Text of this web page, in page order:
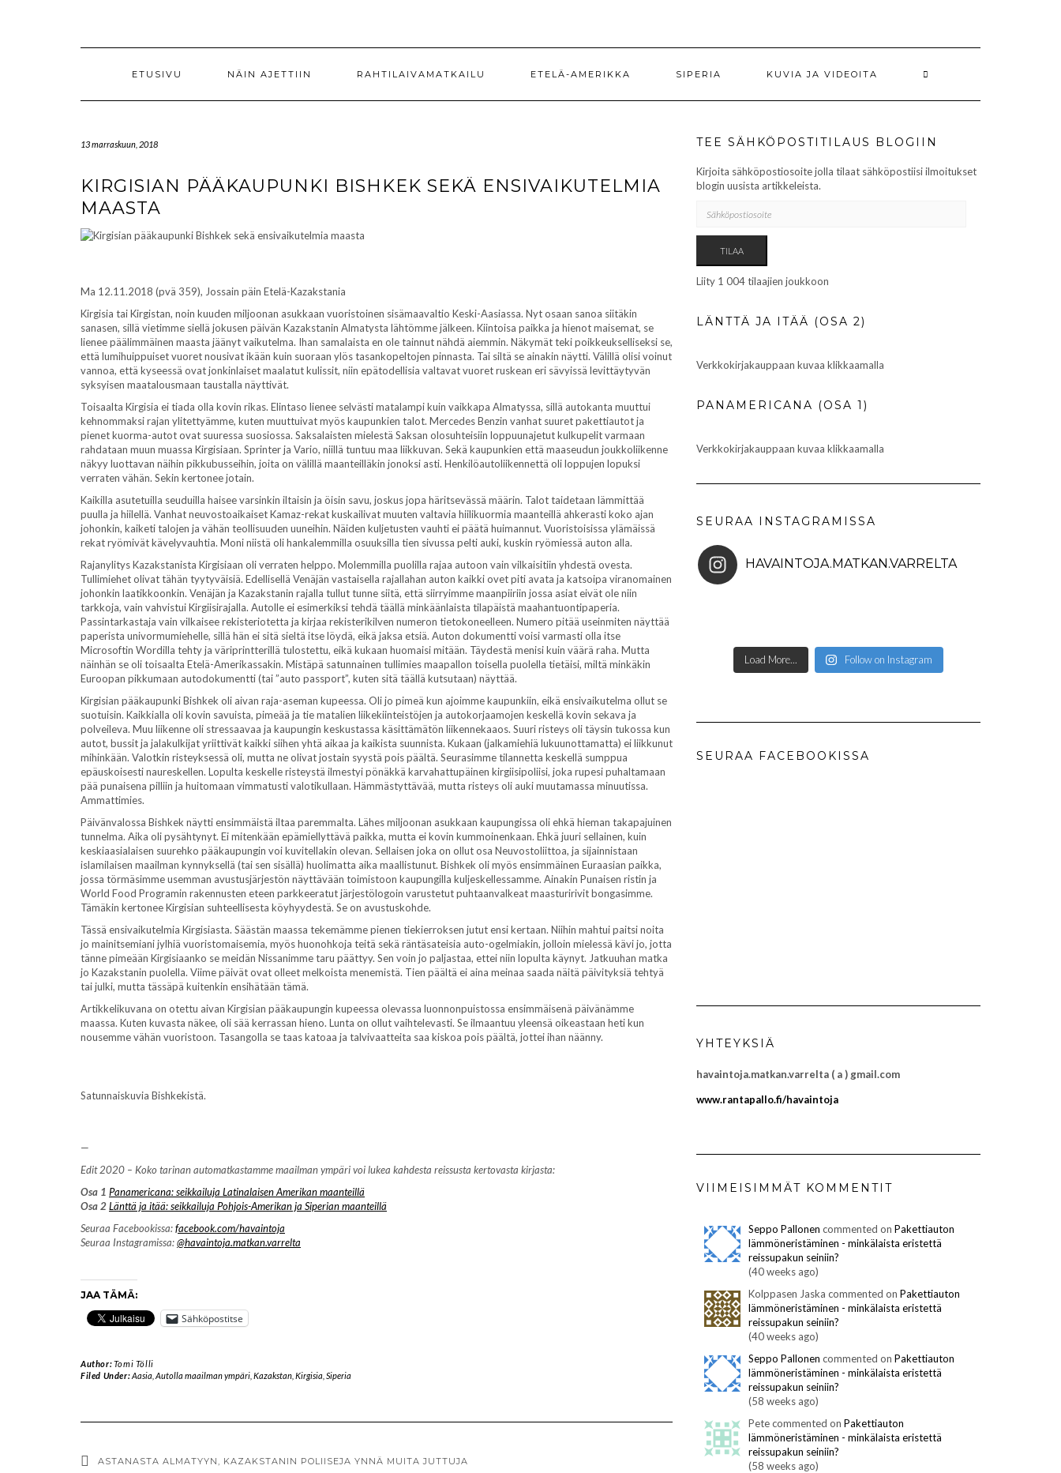
ETUSIVU NÄIN AJETTIIN RAHTILAIVAMATKAILU ETELÄ-AMERIKKA SIPERIA KUVIA JA VIDEOITA
13 marraskuun, 2018
KIRGISIAN PÄÄKAUPUNKI BISHKEK SEKÄ ENSIVAIKUTELMIA
MAASTA
Ma 12.11.2018 (pvä 359), Jossain päin Etelä-Kazakstania
Kirgisia tai Kirgistan, noin kuuden miljoonan asukkaan vuoristoinen sisämaavaltio Keski-Aasiassa. Nyt osaan sanoa siitäkin
sanasen, sillä vietimme siellä jokusen päivän Kazakstanin Almatysta lähtömme jälkeen. Kiintoisa paikka ja hienot maisemat, se
lienee päälimmäinen maasta jäänyt vaikutelma. Ihan samalaista en ole tainnut nähdä aiemmin. Näkymät teki poikkeukselliseksi se,
että lumihuippuiset vuoret nousivat ikään kuin suoraan ylös tasankopeltojen pinnasta. Tai siltä se ainakin näytti. Välillä olisi voinut
vannoa, että kyseessä ovat jonkinlaiset maalatut kulissit, niin epätodellisia valtavat vuoret ruskean eri sävyissä levittäytyvän
syksyisen maatalousmaan taustalla näyttivät.
Toisaalta Kirgisia ei tiada olla kovin rikas. Elintaso lienee selvästi matalampi kuin vaikkapa Almatyssa, sillä autokanta muuttui
kehnommaksi rajan ylitettyämme, kuten muuttuivat myös kaupunkien talot. Mercedes Benzin vanhat suuret pakettiautot ja
pienet kuorma-autot ovat suuressa suosiossa. Saksalaisten mielestä Saksan olosuhteisiin loppuunajetut kulkupelit varmaan
rahdataan muun muassa Kirgisiaan. Sprinter ja Vario, niillä tuntuu maa liikkuvan. Sekä kaupunkien että maaseudun joukkoliikenne
näkyy luottavan näihin pikkubusseihin, joita on välillä maanteilläkin jonoksi asti. Henkilöautoliikennettä oli loppujen lopuksi
verraten vähän. Sekin kertonee jotain.
Kaikilla asutetuilla seuduilla haisee varsinkin iltaisin ja öisin savu, joskus jopa häritsevässä määrin. Talot taidetaan lämmittää
puulla ja hiilellä. Vanhat neuvostoaikaiset Kamaz-rekat kuskailivat muuten valtavia hiilikuormia maanteillä ahkerasti koko ajan
johonkin, kaiketi talojen ja vähän teollisuuden uuneihin. Näiden kuljetusten vauhti ei päätä huimannut. Vuoristoisissa ylämäissä
rekat ryömivät kävelyvauhtia. Moni niistä oli hankalemmilla osuuksilla tien sivussa pelti auki, kuskin ryömiessä auton alla.
Rajanylitys Kazakstanista Kirgisiaan oli verraten helppo. Molemmilla puolilla rajaa autoon vain vilkaisitiin yhdestä ovesta.
Tullimiehet olivat tähän tyytyväisiä. Edellisellä Venäjän vastaisella rajallahan auton kaikki ovet piti avata ja katsoipa viranomainen
johonkin laatikkoonkin. Venäjän ja Kazakstanin rajalla tullut tunne siitä, että siirryimme maanpiiriin jossa asiat eivät ole niin
tarkkoja, vain vahvistui Kirgiisirajalla. Autolle ei esimerkiksi tehdä täällä minkäänlaista tilapäistä maahantuontipaperia.
Passintarkastaja vain vilkaisee rekisteriotetta ja kirjaa rekisterikilven numeron tietokoneelleen. Numero pitää useinmiten näyttää
paperista univormumiehelle, sillä hän ei sitä sieltä itse löydä, eikä jaksa etsiä. Auton dokumentti voisi varmasti olla itse
Microsoftin Wordilla tehty ja väriprintterillä tulostettu, eikä kukaan huomaisi mitään. Täydestä menisi kuin väärä raha. Mutta
näinhän se oli toisaalta Etelä-Amerikassakin. Mistäpä satunnainen tullimies maapallon toisella puolella tietäisi, miltä minkäkin
Euroopan pikkumaan autodokumentti (tai ”auto passport”, kuten sitä täällä kutsutaan) näyttää.
Kirgisian pääkaupunki Bishkek oli aivan raja-aseman kupeessa. Oli jo pimeä kun ajoimme kaupunkiin, eikä ensivaikutelma ollut se
suotuisin. Kaikkialla oli kovin savuista, pimeää ja tie matalien liikekiinteistöjen ja autokorjaamojen keskellä kovin sekava ja
polveileva. Muu liikenne oli stressaavaa ja kaupungin keskustassa käsittämätön liikennekaaos. Suuri risteys oli täysin tukossa kun
autot, bussit ja jalakulkijat yriittivät kaikki siihen yhtä aikaa ja kaikista suunnista. Kukaan (jalkamiehiä lukuunottamatta) ei liikkunut
mihinkään. Valotkin risteyksessä oli, mutta ne olivat jostain syystä pois päältä. Seurasimme tilannetta keskellä sumppua
epäuskoisesti naureskellen. Lopulta keskelle risteystä ilmestyi pönäkkä karvahattupäinen kirgiisipoliisi, joka rupesi puhaltamaan
pää punaisena pilliin ja huitomaan vimmatusti valotikullaan. Hämmästyttävää, mutta risteys oli auki muutamassa minuutissa.
Ammattimies.
Päivänvalossa Bishkek näytti ensimmäistä iltaa paremmalta. Lähes miljoonan asukkaan kaupungissa oli ehkä hieman takapajuinen
tunnelma. Aika oli pysähtynyt. Ei mitenkään epämiellyttävä paikka, mutta ei kovin kummoinenkaan. Ehkä juuri sellainen, kuin
keskiaasialaisen suurehko pääkaupungin voi kuvitellakin olevan. Sellaisen joka on ollut osa Neuvostoliittoa, ja sijainnistaan
islamilaisen maailman kynnyksellä (tai sen sisällä) huolimatta aika maallistunut. Bishkek oli myös ensimmäinen Euraasian paikka,
jossa törmäsimme usemman avustusjärjestön näyttävään toimistoon kaupungilla kuljeskellessamme. Ainakin Punaisen ristin ja
World Food Programin rakennusten eteen parkkeeratut järjestölogoin varustetut puhtaanvalkeat maasturirivit bongasimme.
Tämäkin kertonee Kirgisian suhteellisesta köyhyydestä. Se on avustuskohde.
Tässä ensivaikutelmia Kirgisiasta. Säästän maassa tekemämme pienen tiekierroksen jutut ensi kertaan. Niihin mahtui paitsi noita
jo mainitsemiani jylhiä vuoristomaisemia, myös huonohkoja teitä sekä räntäsateisia auto-ogelmiakin, jolloin mielessä kävi jo, jotta
tänne pimeään Kirgisiaanko se meidän Nissanimme taru päättyy. Sen voin jo paljastaa, ettei niin lopulta käynyt. Jatkuuhan matka
jo Kazakstanin puolella. Viime päivät ovat olleet melkoista menemistä. Tien päältä ei aina meinaa saada näitä päivityksiä tehtyä
tai julki, mutta tässäpä kuitenkin ensihätään tämä.
Artikkelikuvana on otettu aivan Kirgisian pääkaupungin kupeessa olevassa luonnonpuistossa ensimmäisenä päivänämme
maassa. Kuten kuvasta näkee, oli sää kerrassan hieno. Lunta on ollut vaihtelevasti. Se ilmaantuu yleensä oikeastaan heti kun
nousemme vähän vuoristoon. Tasangolla se taas katoaa ja talvivaatteita saa kiskoa pois päältä, jottei ihan näänny.
Satunnaiskuvia Bishkekistä.
—
Edit 2020 – Koko tarinan automatkastamme maailman ympäri voi lukea kahdesta reissusta kertovasta kirjasta:
Osa 1 Panamericana: seikkailuja Latinalaisen Amerikan maanteillä
Osa 2Länttä ja itää: seikkailuja Pohjois-Amerikan ja Siperian maanteillä
Seuraa Facebookissa:facebook.com/havaintoja
Seuraa Instagramissa:@havaintoja.matkan.varrelta
JAA TÄMÄ:
Sähköpostitse
Author:Tomi Tölli
Filed Under:Aasia Autolla maailman ympäri, Kazakstan, Kirgisia Siperia
ASTANASTA ALMATYYN, KAZAKSTANIN POLIISEJA YNNÄ MUITA JUTTUJA
TEE SÄHKÖPOSTITILAUS BLOGIIN
Kirjoita sähköpostiosoite jolla tilaat sähköpostiisi ilmoitukset
blogin uusista artikkeleista.
TILAA
Liity 1 004 tilaajien joukkoon
LÄNTTÄ JA ITÄÄ (OSA 2)
Verkkokirjakauppaan kuvaa klikkaamalla
PANAMERICANA (OSA 1)
Verkkokirjakauppaan kuvaa klikkaamalla
SEURAA INSTAGRAMISSA
HAVAINTOJA.MATKAN.VARRELTA
Load More... Follow on Instagram
SEURAA FACEBOOKISSA
YHTEYKSIÄ
havaintoja.matkan.varrelta ( a ) gmail.com
www.rantapallo.fi/havaintoja
VIIMEISIMMÄT KOMMENTIT
Seppo Pallonen commented on Pakettiauton
lämmöneristäminen - minkälaista eristettä
reissupakun seiniin?
(40 weeks ago)
Kolppasen Jaska commented on Pakettiauton
lämmöneristäminen - minkälaista eristettä
reissupakun seiniin?
(40 weeks ago)
Seppo Pallonen commented on Pakettiauton
lämmöneristäminen - minkälaista eristettä
reissupakun seiniin?
(58 weeks ago)
Pete commented on Pakettiauton
lämmöneristäminen - minkälaista eristettä
reissupakun seiniin?
(58 weeks ago)